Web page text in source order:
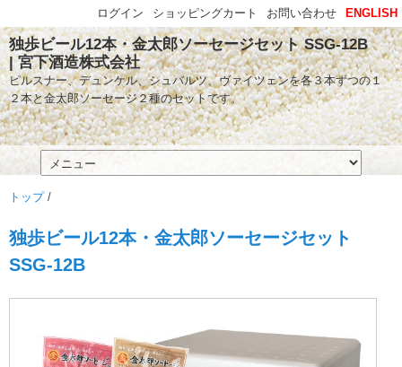
独歩ビール12本・金太郎ソーセージセット SSG-12B
| 宮下酒造株式会社
ピルスナー、デュンケル、シュバルツ、ヴァイツェンを各３本ずつの１
２本と金太郎ソーセージ２種のセットです。
トップ/
独歩ビール12本・金太郎ソーセージセット
SSG-12B
ENGLISH
お問い合わせ
ショッピングカート
ログイン